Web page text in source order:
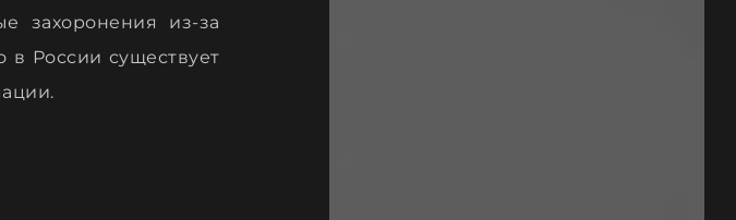
захоронения из-за
в России существует